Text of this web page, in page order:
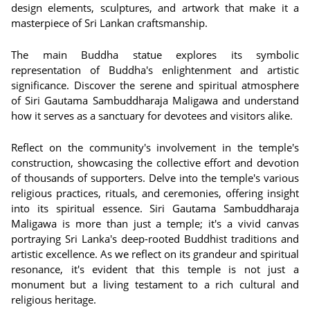
design elements, sculptures, and artwork that make it a
masterpiece of Sri Lankan craftsmanship.
The main Buddha statue explores its symbolic
representation of Buddha's enlightenment and artistic
significance. Discover the serene and spiritual atmosphere
of Siri Gautama Sambuddharaja Maligawa and understand
how it serves as a sanctuary for devotees and visitors alike.
Reflect on the community's involvement in the temple's
construction, showcasing the collective effort and devotion
of thousands of supporters. Delve into the temple's various
religious practices, rituals, and ceremonies, offering insight
into its spiritual essence.Siri Gautama Sambuddharaja
Maligawa is more than just a temple; it's a vivid canvas
portraying Sri Lanka's deep-rooted Buddhist traditions and
artistic excellence. As we reflect on its grandeur and spiritual
resonance, it's evident that this temple is not just a
monument but a living testament to a rich cultural and
religious heritage.